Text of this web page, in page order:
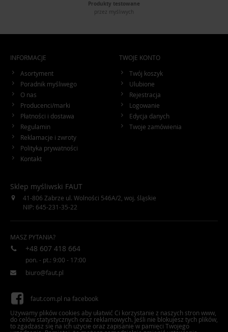
Produkty testowane
przez myśliwych
INFORMACJE
Asortyment
Poradnik myśliwego
O nas
Producenci/marki
Płatności i dostawa
Regulamin
Reklamacje i zwroty
Polityka prywatności
Kontakt
TWOJE KONTO
Twój koszyk
Ulubione
Rejestracja
Logowanie
Edycja danych
Twoje zamówienia
Sklep myśliwski FAUT
41-806 Zabrze ul. Wolności 546A/2 woj. śląskie
NIP: 645-231-35-22
MASZ PYTANIA?
+48 607 418 664
pon. - pt.: 9:00 - 17:00
biuro@faut.pl
faut.com.pl na facebook
faut.com.pl na Twitter
Używamy plików cookies aby ułatwić Ci korzystanie z naszych stron www,
do celów statystycznych oraz reklamowych. Jeśli nie blokujesz tych plików,
to zgadzasz się na ich użycie oraz zapisanie w pamięci Twojego